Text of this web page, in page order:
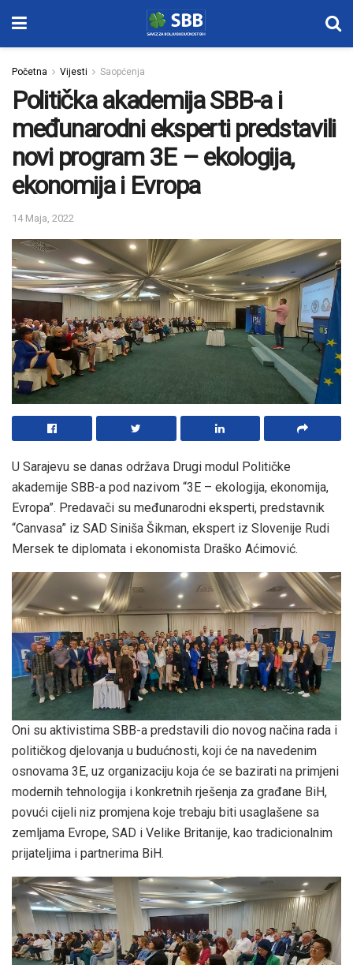
Početna Vijesti Saopćenja
Politička akademija SBB-a i
međunarodni eksperti predstavili
novi program 3E – ekologija,
ekonomija i Evropa
14 Maja, 2022
U Sarajevu se danas održava Drugi modul Političke
akademije SBB-a pod nazivom “3E – ekologija, ekonomija,
Evropa”. Predavači su međunarodni eksperti, predstavnik
“Canvasa” iz SAD Siniša Šikman, ekspert iz Slovenije Rudi
Mersek te diplomata i ekonomista Draško Aćimović.
Oni su aktivistima SBB-a predstavili dio novog načina rada i
političkog djelovanja u budućnosti, koji će na navedenim
osnovama 3E, uz organizaciju koja će se bazirati na primjeni
modernih tehnologija i konkretnih rješenja za građane BiH,
povući cijeli niz promjena koje trebaju biti usaglašene sa
zemljama Evrope, SAD i Velike Britanije, kao tradicionalnim
prijateljima i partnerima BiH.